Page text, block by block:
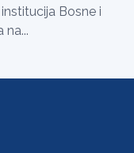
Bosne i
na...